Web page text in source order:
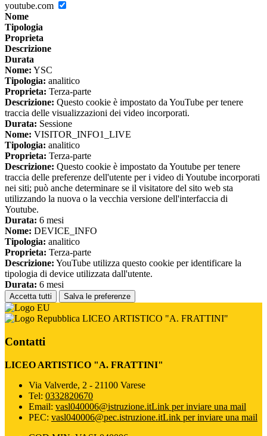
youtube.com
Nome
Tipologia
Proprieta
Descrizione
Durata
Nome: YSC
Tipologia: analitico
Proprieta: Terza-parte
Descrizione: Questo cookie è impostato da YouTube per tenere
traccia delle visualizzazioni dei video incorporati.
Durata: Sessione
Nome: VISITOR_INFO1_LIVE
Tipologia: analitico
Proprieta: Terza-parte
Descrizione: Questo cookie è impostato da Youtube per tenere
traccia delle preferenze dell'utente per i video di Youtube incorporati
nei siti; può anche determinare se il visitatore del sito web sta
utilizzando la nuova o la vecchia versione dell'interfaccia di
Youtube.
Durata: 6 mesi
Nome: DEVICE_INFO
Tipologia: analitico
Proprieta: Terza-parte
Descrizione: YouTube utilizza questo cookie per identificare la
tipologia di device utilizzata dall'utente.
Durata: 6 mesi
Accetta tutti Salva le preferenze
LICEO ARTISTICO "A. FRATTINI"
Contatti
LICEO ARTISTICO "A. FRATTINI"
Via Valverde, 2 - 21100 Varese
Tel: 0332820670
Email: vasl040006@istruzione.itLink per inviare una mail
PEC: vasl040006@pec.istruzione.itLink per inviare una mail